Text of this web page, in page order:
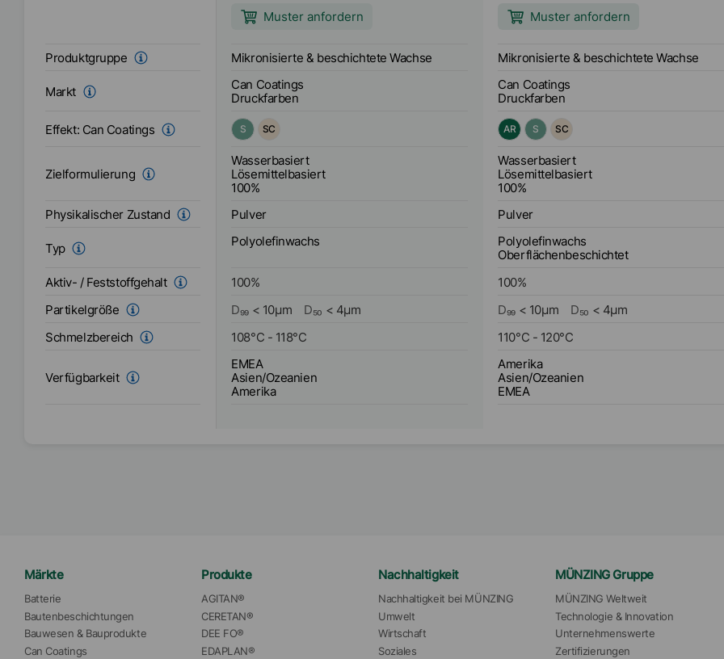
Produktgruppe
Markt
Effekt: Can Coatings
Zielformulierung
Physikalischer Zustand
Typ
Aktiv- / Feststoffgehalt
Partikelgröße
Schmelzbereich
Verfügbarkeit
Farben).Muster anfordern
Mikronisierte & beschichtete Wachse
Can Coatings
Druckfarben
S SC
Wasserbasiert
Lösemittelbasiert
100%
Pulver
Polyolefinwachs
100%
D₉₉ < 10µm D₅₀ < 4µm
108°C - 118°C
EMEA
Asien/Ozeanien
Amerika
Tiefdruckfarben Lacke und Farben wie
Pulver-, Can-, Coil-, Auto-, Industrie-,
Muster anfordern
Mikronisierte & beschichtete Wachse
Can Coatings
Druckfarben
AR S SC
Wasserbasiert
Lösemittelbasiert
100%
Pulver
Polyolefinwachs
Oberflächenbeschichtet
100%
D₉₉ < 10µm D₅₀ < 4µm
110°C - 120°C
Amerika
Asien/Ozeanien
EMEA
Märkte
Batterie
Bautenbeschichtungen
Bauwesen & Bauprodukte
Can Coatings
Produkte
AGITAN®
CERETAN®
DEE FO®
EDAPLAN®
Nachhaltigkeit
Nachhaltigkeit bei MÜNZING
Umwelt
Wirtschaft
Soziales
MÜNZING Gruppe
MÜNZING Weltweit
Technologie & Innovation
Unternehmenswerte
Zertifizierungen